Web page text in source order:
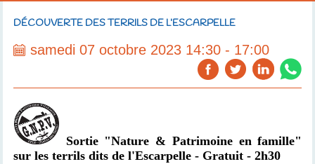
DÉCOUVERTE DES TERRILS DE L’ESCARPELLE
samedi 07 octobre 2023 14:30 - 17:00
Sortie "Nature & Patrimoine en famille"
sur les terrils dits de l'Escarpelle - Gratuit - 2h30